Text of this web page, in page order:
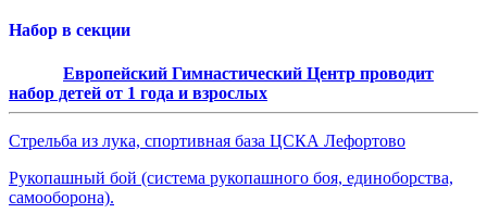
Набор в секции
Европейский Гимнастический Центр проводит
набор детей от 1 года и взрослых
Стрельба из лука, спортивная база ЦСКА Лефортово
Рукопашный бой (система рукопашного боя, единоборства,
самооборона).